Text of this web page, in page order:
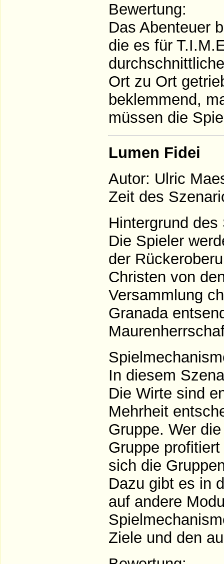
Bewertung:
Das Abenteuer
die es für
Ort zu Ort
beklemmend,
müssen die
Lumen Fidei
Autor: Ulric
Zeit des
Hintergrund des
Die Spieler
der
Christen von
Versammlung
Granada
In diesem
Die Wirte sind
Mehrheit
Gruppe. Wer
Gruppe
sich die
Dazu gibt es in
auf andere
Ziele und den